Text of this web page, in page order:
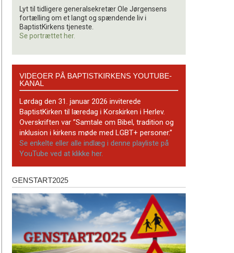
Lyt til tidligere generalsekretær Ole Jørgensens
fortælling om et langt og spændende liv i
BaptistKirkens tjeneste.
Se portrættet her.
BaptistKirkens
YouTube-
kanal
VIDEOER PÅ BAPTISTKIRKENS YOUTUBE-
KANAL
Lørdag den 31. januar 2026 inviterede
BaptistKirken til læredag i Korskirken i Herlev.
Overskriften var ”Samtale om Bibel, tradition og
inklusion i kirkens møde med LGBT+ personer.”
Se enkelte eller alle indlæg i denne playliste på
YouTube ved at klikke her.
Genstart2025
GENSTART2025